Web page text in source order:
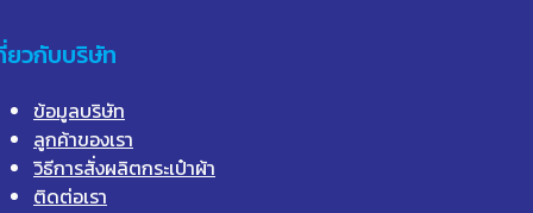
ยวกับบริษัท
ข้อมูลบริษัท
ลูกค้าของเรา
วิธีการสั่งผลิตกระเป๋าผ้า
ติดต่อเรา